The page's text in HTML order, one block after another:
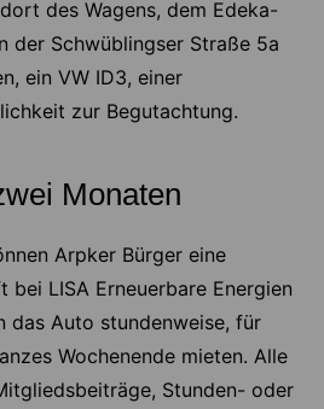
des Wagens, dem Edeka-
der Schwüblingser Straße 5a
ein VW ID3, einer
zur Begutachtung.
Monaten
Arpker Bürger eine
bei LISA Erneuerbare Energien
das Auto stundenweise, für
Wochenende mieten. Alle
Stunden- oder